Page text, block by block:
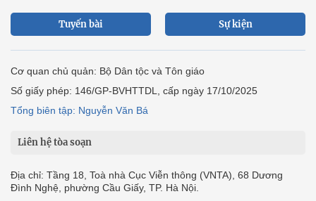
Tuyến bài Sự kiện
Cơ quan chủ quản: Bộ Dân tộc và Tôn giáo
Số giấy phép: 146/GP-BVHTTDL, cấp ngày 17/10/2025
Tổng biên tập: Nguyễn Văn Bá
Liên hệ tòa soạn
Địa chỉ: Tầng 18, Toà nhà Cục Viễn thông (VNTA), 68 Dương
Đình Nghệ, phường Cầu Giấy, TP. Hà Nội.